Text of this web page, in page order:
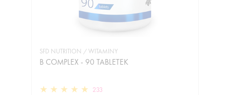
SFD NUTRITION / WITAMINY
B COMPLEX - 90 TABLETEK
233